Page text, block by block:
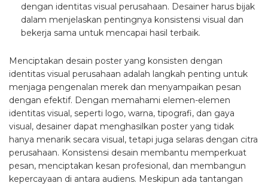
dengan identitas visual perusahaan. Desainer harus bijak
dalam menjelaskan pentingnya konsistensi visual dan
bekerja sama untuk mencapai hasil terbaik.
Menciptakan desain poster yang konsisten dengan
identitas visual perusahaan adalah langkah penting untuk
menjaga pengenalan merek dan menyampaikan pesan
dengan efektif. Dengan memahami elemen-elemen
identitas visual, seperti logo, warna, tipografi, dan gaya
visual, desainer dapat menghasilkan poster yang tidak
hanya menarik secara visual, tetapi juga selaras dengan citra
perusahaan. Konsistensi desain membantu memperkuat
pesan, menciptakan kesan profesional, dan membangun
kepercayaan di antara audiens. Meskipun ada tantangan